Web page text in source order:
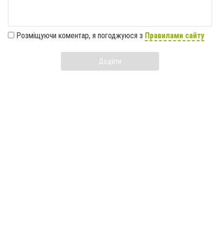
Розміщуючи коментар, я погоджуюся з Правилами сайту
Додати